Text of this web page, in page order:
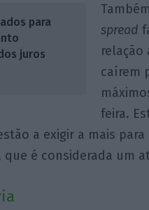
para
juros
Também
spread
relação
caírem
feira.
a exigir a mais
é considerada um